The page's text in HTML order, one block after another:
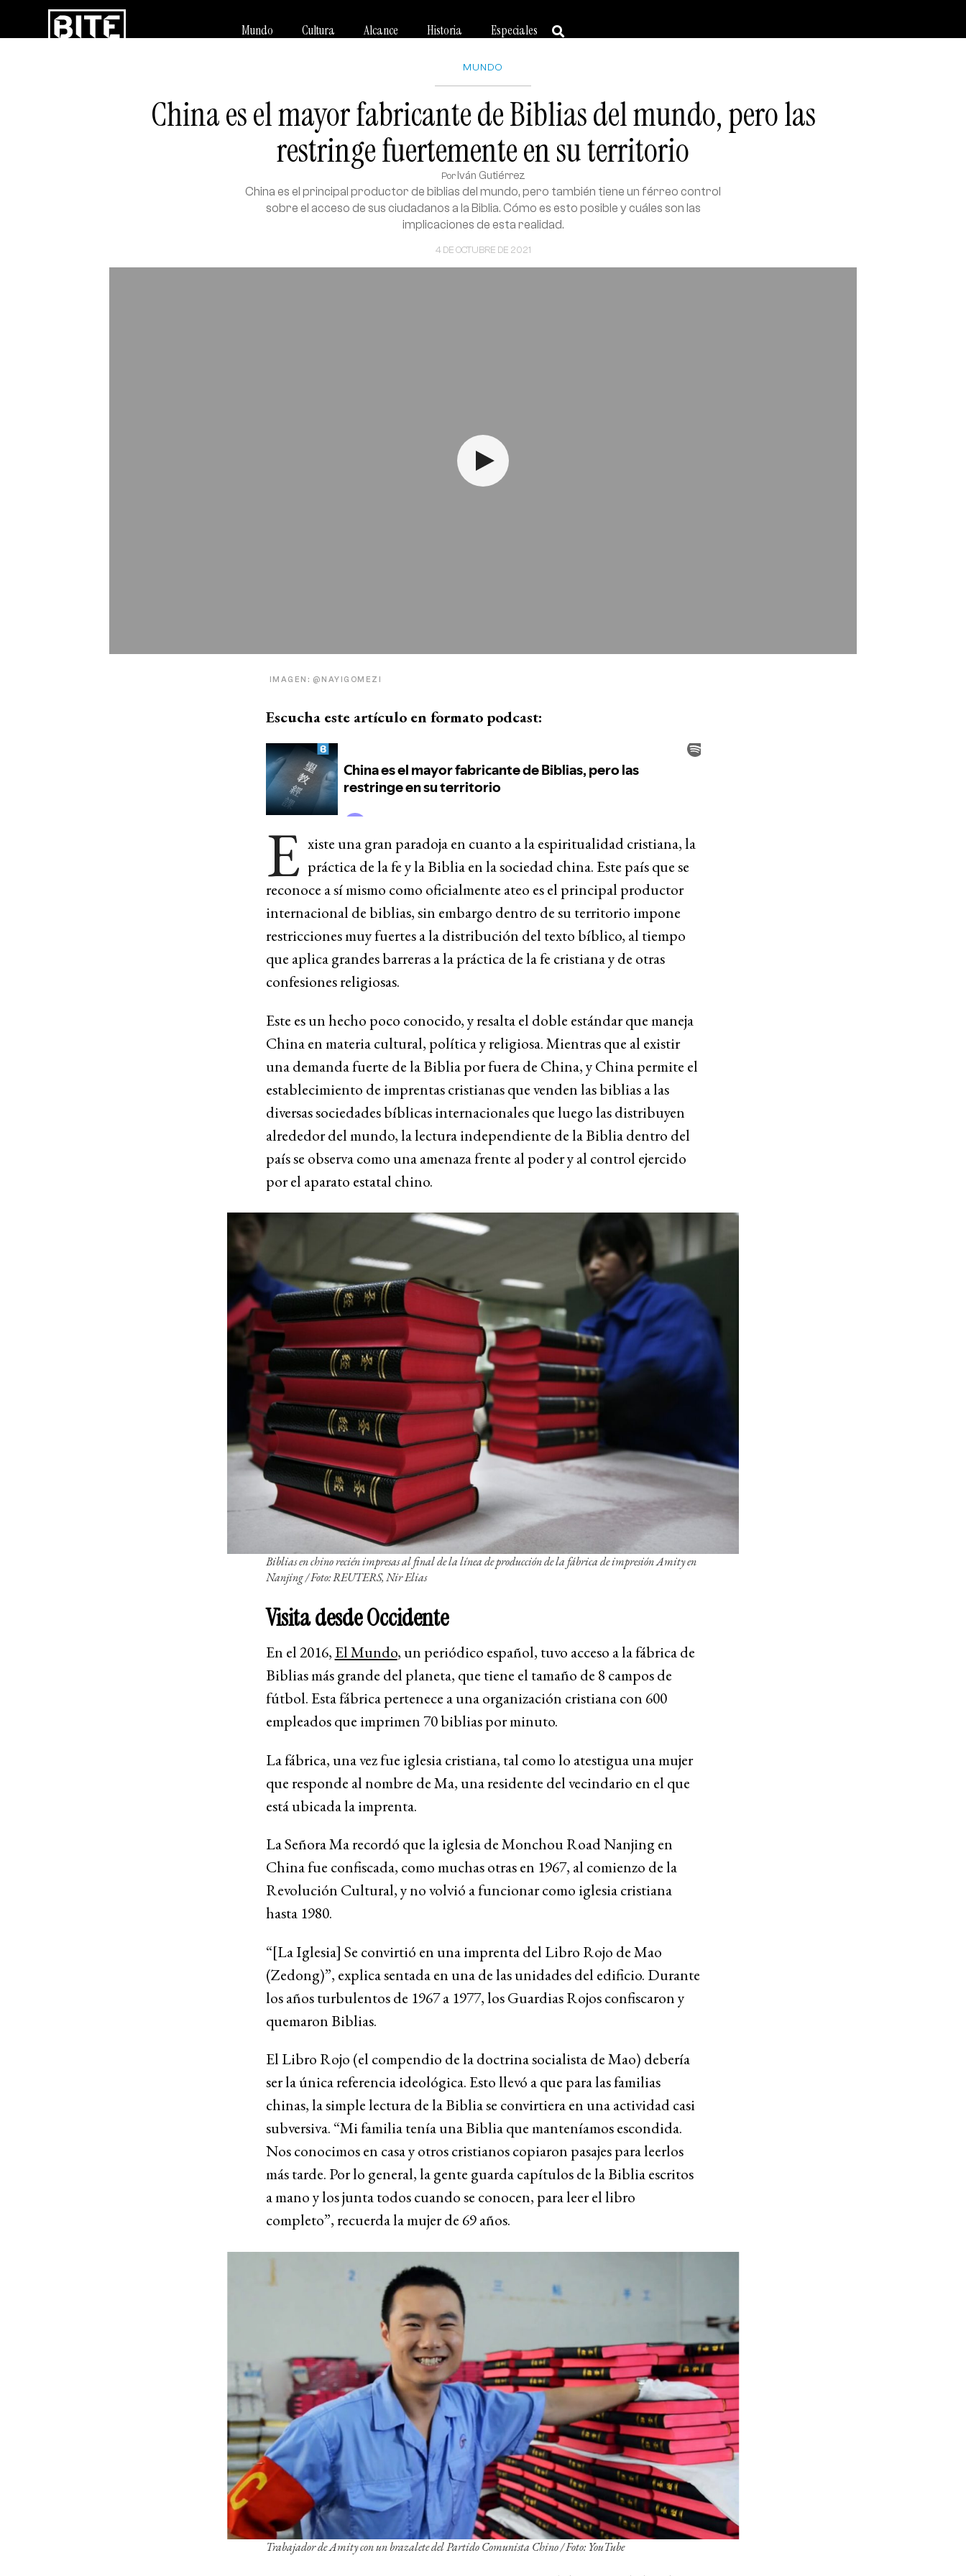
Mundo Cultura Alcance Historia Especiales
MUNDO
China es el mayor fabricante de Biblias del mundo, pero las
restringe fuertemente en su territorio
Por Iván Gutiérrez
4 DE OCTUBRE DE 2021
China es el principal productor de biblias del mundo, pero también tiene un férreo control
sobre el acceso de sus ciudadanos a la Biblia. Cómo es esto posible y cuáles son las
implicaciones de esta realidad.
IMAGEN: @NAYIGOMEZI
Escucha este artículo en formato podcast:
E xiste una gran paradoja en cuanto a la espiritualidad cristiana, la
práctica de la fe y la Biblia en la sociedad china. Este país que se
reconoce a sí mismo como oficialmente ateo es el principal productor
internacional de biblias, sin embargo dentro de su territorio impone
restricciones muy fuertes a la distribución del texto bíblico, al tiempo
que aplica grandes barreras a la práctica de la fe cristiana y de otras
confesiones religiosas.
Este es un hecho poco conocido, y resalta el doble estándar que maneja
China en materia cultural, política y religiosa. Mientras que al existir
una demanda fuerte de la Biblia por fuera de China, y China permite el
establecimiento de imprentas cristianas que venden las biblias a las
diversas sociedades bíblicas internacionales que luego las distribuyen
alrededor del mundo, la lectura independiente de la Biblia dentro del
país se observa como una amenaza frente al poder y al control ejercido
por el aparato estatal chino.
Biblias en chino recién impresas al final de la línea de producción de la fábrica de impresión Amity en
Nanjing/ Foto: REUTERS, Nir Elias
Visita desde Occidente
En el 2016, El Mundo, un periódico español, tuvo acceso a la fábrica de
Biblias más grande del planeta, que tiene el tamaño de 8 campos de
fútbol. Esta fábrica pertenece a una organización cristiana con 600
empleados que imprimen 70 biblias por minuto.
La fábrica, una vez fue iglesia cristiana, tal como lo atestigua una mujer
que responde al nombre de Ma, una residente del vecindario en el que
está ubicada la imprenta.
La Señora Ma recordó que la iglesia de Monchou Road Nanjing en
China fue confiscada, como muchas otras en 1967, al comienzo de la
Revolución Cultural, y no volvió a funcionar como iglesia cristiana
hasta 1980.
“[La Iglesia] Se convirtió en una imprenta del Libro Rojo de Mao
(Zedong)”, explica sentada en una de las unidades del edificio. Durante
los años turbulentos de 1967 a 1977, los Guardias Rojos confiscaron y
quemaron Biblias.
El Libro Rojo (el compendio de la doctrina socialista de Mao) debería
ser la única referencia ideológica. Esto llevó a que para las familias
chinas, la simple lectura de la Biblia se convirtiera en una actividad casi
subversiva. “Mi familia tenía una Biblia que manteníamos escondida.
Nos conocimos en casa y otros cristianos copiaron pasajes para leerlos
más tarde. Por lo general, la gente guarda capítulos de la Biblia escritos
a mano y los junta todos cuando se conocen, para leer el libro
completo”, recuerda la mujer de 69 años.
Trabajador de Amity con un brazalete del Partido Comunista Chino/ Foto: YouTube